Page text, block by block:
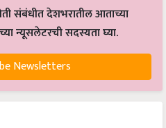
संबंधीत देशभरातील आताच्या
न्यूसलेटरची सदस्यता घ्या.
Newsletters